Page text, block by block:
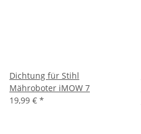
Dichtung für Stihl
Mähroboter iMOW 7
19,99 € *